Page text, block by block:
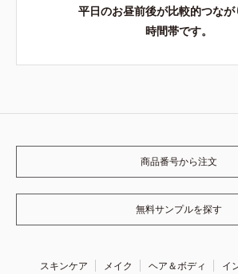
平日のお昼前後が比較的つな
時間帯です。
商品番号から注文
無料サンプルを探す
スキンケア メイク ヘア＆ボディ
イ